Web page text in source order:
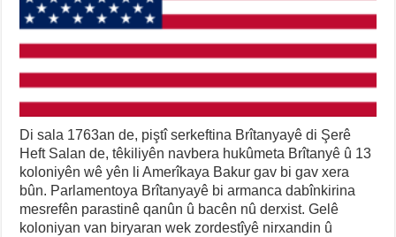
Di sala 1763an de, piştî serkeftina Brîtanyayê di Şerê
Heft Salan de, têkiliyên navbera hukûmeta Brîtanyê û 13
koloniyên wê yên li Amerîkaya Bakur gav bi gav xera
bûn. Parlamentoya Brîtanyayê bi armanca dabînkirina
mesrefên parastinê qanûn û bacên nû derxist. Gelê
koloniyan van biryaran wek zordestîyê nirxandin û